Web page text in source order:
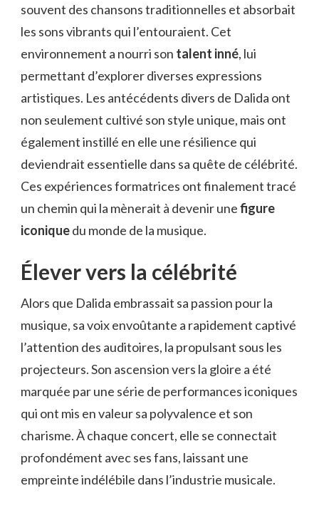
souvent des chansons traditionnelles et absorbait
les sons vibrants qui l’entouraient. Cet
environnement a nourri son talent inné, lui
permettant d’explorer diverses expressions
artistiques. Les antécédents divers de Dalida ont
non seulement cultivé son style unique, mais ont
également instillé en elle une résilience qui
deviendrait essentielle dans sa quête de célébrité.
Ces expériences formatrices ont finalement tracé
un chemin qui la mènerait à devenir unefigure
iconiquedu monde de la musique.
Élever vers la célébrité
Alors que Dalida embrassait sa passion pour la
musique, sa voix envoûtante a rapidement captivé
l’attention des auditoires, la propulsant sous les
projecteurs. Son ascension vers la gloire a été
marquée par une série de performances iconiques
qui ont mis en valeur sa polyvalence et son
charisme. À chaque concert, elle se connectait
profondément avec ses fans, laissant une
empreinte indélébile dans l’industrie musicale.